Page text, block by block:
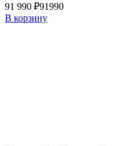
91 990 ₽91990
В корзину